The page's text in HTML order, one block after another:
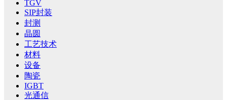
TGV
SIP封装
封测
晶圆
工艺技术
材料
设备
陶瓷
IGBT
光通信